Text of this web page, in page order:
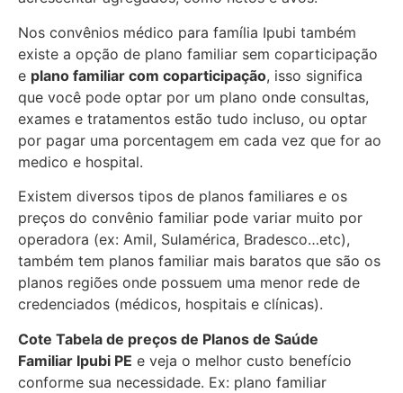
Nos convênios médico para família Ipubi também
existe a opção de plano familiar sem coparticipação
e plano familiar com coparticipação, isso significa
que você pode optar por um plano onde consultas,
exames e tratamentos estão tudo incluso, ou optar
por pagar uma porcentagem em cada vez que for ao
medico e hospital.
Existem diversos tipos de planos familiares e os
preços do convênio familiar pode variar muito por
operadora (ex: Amil, Sulamérica, Bradesco…etc),
também tem planos familiar mais baratos que são os
planos regiões onde possuem uma menor rede de
credenciados (médicos, hospitais e clínicas).
Cote Tabela de preços de Planos de Saúde
Familiar Ipubi PE e veja o melhor custo benefício
conforme sua necessidade. Ex: plano familiar